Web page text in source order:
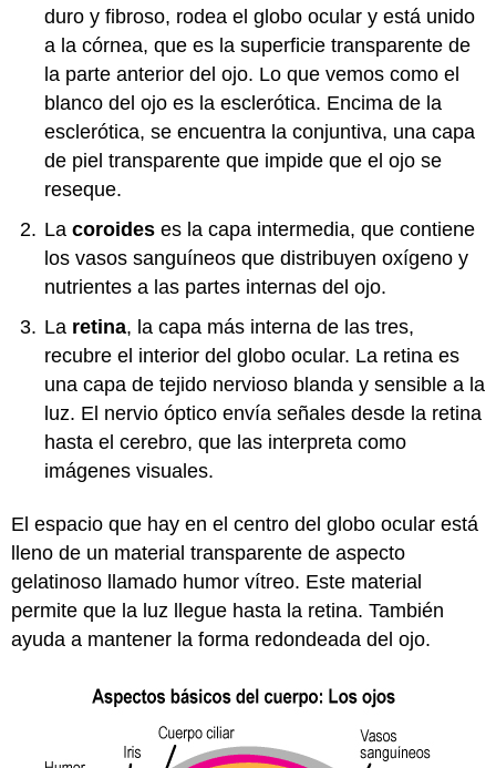
duro y fibroso, rodea el globo ocular y está unido
a la córnea, que es la superficie transparente de
la parte anterior del ojo. Lo que vemos como el
blanco del ojo es la esclerótica. Encima de la
esclerótica, se encuentra la conjuntiva, una capa
de piel transparente que impide que el ojo se
reseque.
La coroides es la capa intermedia, que contiene
los vasos sanguíneos que distribuyen oxígeno y
nutrientes a las partes internas del ojo.
La retina, la capa más interna de las tres,
recubre el interior del globo ocular. La retina es
una capa de tejido nervioso blanda y sensible a la
luz. El nervio óptico envía señales desde la retina
hasta el cerebro, que las interpreta como
imágenes visuales.
El espacio que hay en el centro del globo ocular está
lleno de un material transparente de aspecto
gelatinoso llamado humor vítreo. Este material
permite que la luz llegue hasta la retina. También
ayuda a mantener la forma redondeada del ojo.